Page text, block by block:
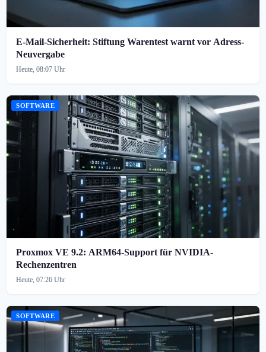
E-Mail-Sicherheit: Stiftung Warentest warnt vor Adress-
Neuvergabe
Heute, 08:07 Uhr
SOFTWARE
Proxmox VE 9.2: ARM64-Support für NVIDIA-
Rechenzentren
Heute, 07:26 Uhr
SOFTWARE